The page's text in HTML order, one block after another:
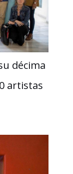
décima
artistas